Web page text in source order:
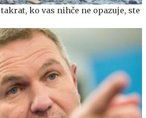
ko vas nihče ne opazuje, ste